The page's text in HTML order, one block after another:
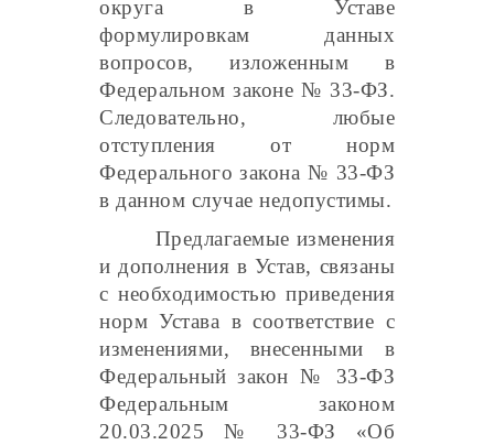
округа в Уставе
формулировкам данных
вопросов, изложенным в
Федеральном законе № 33-ФЗ.
Следовательно, любые
отступления от норм
Федерального закона № 33-ФЗ
в данном случае недопустимы.
Предлагаемые изменения
и дополнения в Устав, связаны
с необходимостью приведения
норм Устава в соответствие с
изменениями, внесенными в
Федеральный закон № 33-ФЗ
Федеральным законом
20.03.2025 № 33-ФЗ «Об